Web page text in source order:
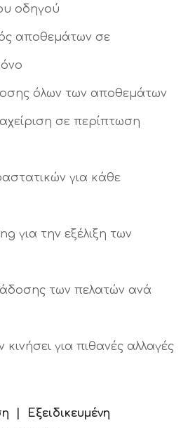
οδηγού
αποθεμάτων σε
όλων των αποθεμάτων
σε περίπτωση
για κάθε
για την εξέλιξη των
των πελατών ανά
κινήσει για πιθανές αλλαγές
| Εξειδικευμένη